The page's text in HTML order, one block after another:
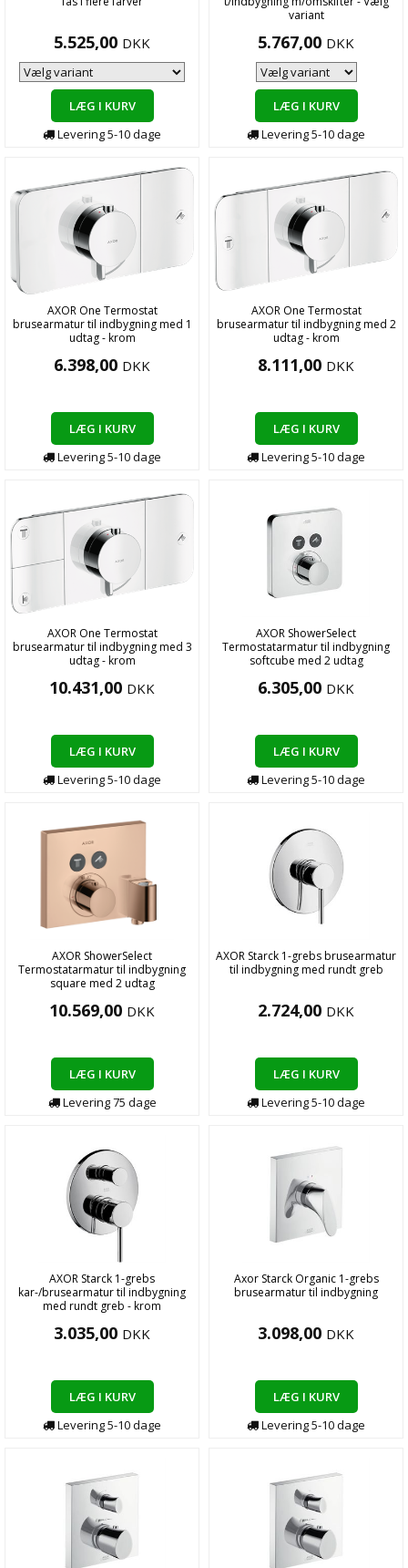
5.525,00 DKK
LÆG I KURV
Levering5-10dage
variant
5.767,00 DKK
LÆG I KURV
Levering5-10dage
AXOR One Termostat
brusearmatur til indbygning med 1
udtag - krom
6.398,00 DKK
LÆG I KURV
Levering5-10dage
AXOR One Termostat
brusearmatur til indbygning med 2
udtag - krom
8.111,00 DKK
LÆG I KURV
Levering5-10dage
AXOR One Termostat
brusearmatur til indbygning med 3
udtag - krom
10.431,00 DKK
LÆG I KURV
Levering5-10dage
AXOR ShowerSelect
Termostatarmatur til indbygning
softcube med 2 udtag
6.305,00 DKK
LÆG I KURV
Levering5-10dage
AXOR ShowerSelect
Termostatarmatur til indbygning
square med 2 udtag
10.569,00 DKK
LÆG I KURV
Levering75 dage
AXOR Starck 1-grebs brusearmatur
til indbygning med rundt greb
2.724,00 DKK
LÆG I KURV
Levering5-10dage
AXOR Starck 1-grebs
kar-/brusearmatur til indbygning
med rundt greb - krom
3.035,00 DKK
LÆG I KURV
Levering5-10dage
Axor Starck Organic 1-grebs
brusearmatur til indbygning
3.098,00 DKK
LÆG I KURV
Levering5-10dage